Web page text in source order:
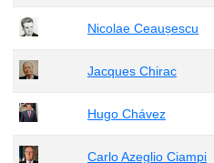
Nicolae Ceaușescu
Jacques Chirac
Hugo Chávez
Carlo Azeglio Ciampi